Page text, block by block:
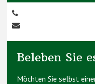
Beleben Sie
Möchten Sie selbst